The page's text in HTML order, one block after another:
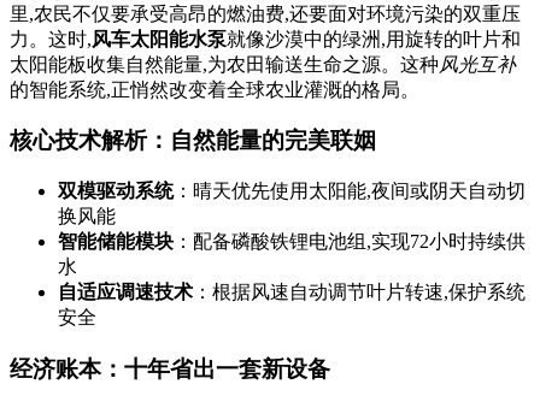
里,农民不仅要承受高昂的燃油费,还要面对环境污染的双重压
力。这时,风车太阳能水泵就像沙漠中的绿洲,用旋转的叶片和
太阳能板收集自然能量,为农田输送生命之源。这种风光互补
的智能系统,正悄然改变着全球农业灌溉的格局。
核心技术解析：自然能量的完美联姻
双模驱动系统：晴天优先使用太阳能,夜间或阴天自动切
换风能
智能储能模块 ：配备磷酸铁锂电池组,实现72小时持续供
水
自适应调速技术 ：根据风速自动调节叶片转速,保护系统
安全
经济账本：十年省出一套新设备